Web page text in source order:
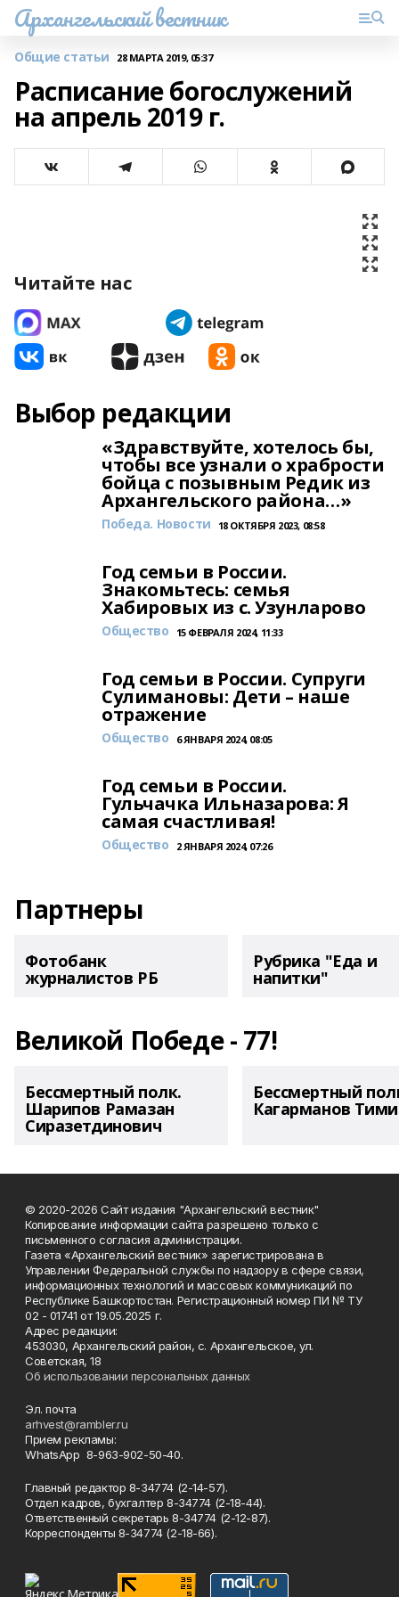
Архангельский вестник
Общие статьи 28 МАРТА 2019, 05:37
Расписание богослужений
на апрель 2019 г.
Читайте нас
Выбор редакции
«Здравствуйте, хотелось бы,
чтобы все узнали о храбрости
бойца с позывным Редик из
Архангельского района…»
Победа. Новости 18 ОКТЯБРЯ 2023, 08:58
Год семьи в России.
Знакомьтесь: семья
Хабировых из с. Узунларово
Общество 15 ФЕВРАЛЯ 2024, 11:33
Год семьи в России. Супруги
Сулимановы: Дети – наше
отражение
Общество 6 ЯНВАРЯ 2024, 08:05
Год семьи в России.
Гульчачка Ильназарова: Я
самая счастливая!
Общество 2 ЯНВАРЯ 2024, 07:26
Партнеры
Фотобанк
журналистов РБ
Рубрика "Еда и
напитки"
Великой Победе - 77!
Бессмертный полк.
Шарипов Рамазан
Сиразетдинович
Бессмертный
Кагарманов
© 2020-2026 Сайт издания "Архангельский вестник"
Копирование информации сайта разрешено только с
письменного согласия администрации.
Газета «Архангельский вестник» зарегистрирована в
Управлении Федеральной службы по надзору в сфере связи,
информационных технологий и массовых коммуникаций по
Республике Башкортостан. Регистрационный номер ПИ № ТУ
02 - 01741 от 19.05.2025 г.
Адрес редакции:
453030, Архангельский район, с. Архангельское, ул.
Советская, 18
Об использовании персональных данных
Эл. почта
arhvest@rambler.ru
Прием рекламы:
WhatsApp 8-963-902-50-40.
Главный редактор 8-34774 (2-14-57).
Отдел кадров, бухгалтер 8-34774 (2-18-44).
Ответственный секретарь 8-34774 (2-12-87).
Корреспонденты 8-34774 (2-18-66).